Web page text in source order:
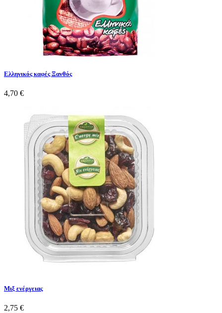
Ελληνικός καφές Ξανθός
4,70 €
Μιξ ενέργειας
2,75 €